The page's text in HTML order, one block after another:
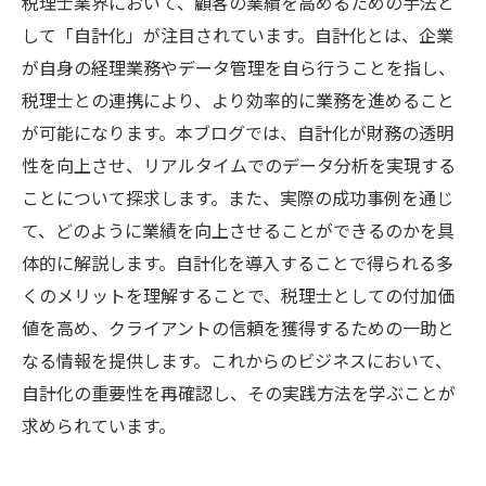
して「自計化」が注目されています。自計化とは、企業
が自身の経理業務やデータ管理を自ら行うことを指し、
税理士との連携により、より効率的に業務を進めること
が可能になります。本ブログでは、自計化が財務の透明
性を向上させ、リアルタイムでのデータ分析を実現する
ことについて探求します。また、実際の成功事例を通じ
て、どのように業績を向上させることができるのかを具
体的に解説します。自計化を導入することで得られる多
くのメリットを理解することで、税理士としての付加価
値を高め、クライアントの信頼を獲得するための一助と
なる情報を提供します。これからのビジネスにおいて、
自計化の重要性を再確認し、その実践方法を学ぶことが
求められています。